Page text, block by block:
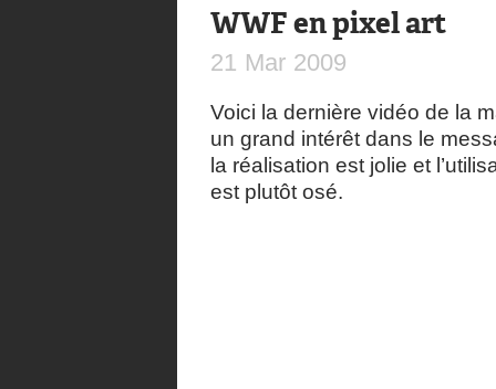
WWF en pixel art
21 Mar 2009
Voici la dernière vidéo de la
un grand intérêt dans le
la réalisation est jolie et
est plutôt osé.